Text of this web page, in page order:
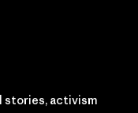
stories, activism